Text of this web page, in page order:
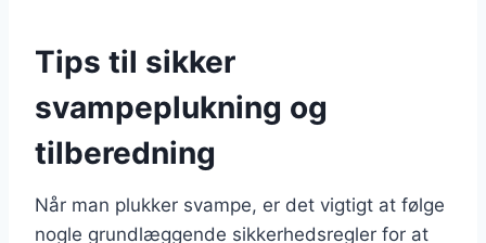
Tips til sikker
svampeplukning og
tilberedning
Når man plukker svampe, er det vigtigt at følge
nogle grundlæggende sikkerhedsregler for at